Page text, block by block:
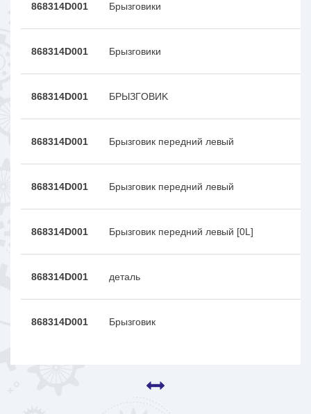
868314D001 Брызговики
868314D001 Брызговики
868314D001 БPЫЗГOBИK
868314D001 Брызговик передний левый
868314D001 Брызговик передний левый
868314D001 Брызговик передний левый [0L]
868314D001 деталь
868314D001 Брызговик